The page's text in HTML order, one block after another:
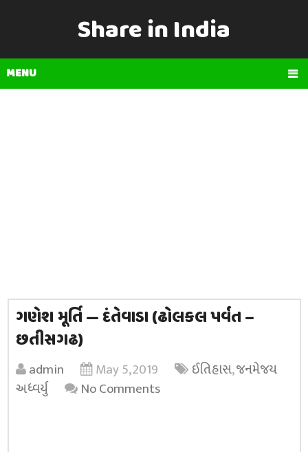
Share in India
MENU
ગણેશ મૂર્તિ — દંતેવાડા (ઢોલકલ પર્વત –
છતીસગઢ)
admin May 5, 2019 ઈતિહાસ,જનમેજય
અધ્વર્યુ
No Comments